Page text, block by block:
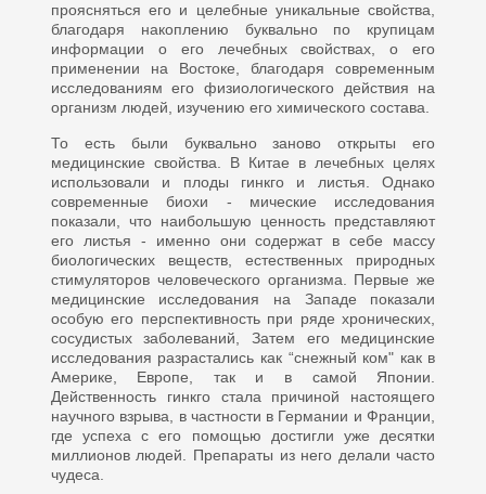
проясняться его и целеб­ные уникальные свойства,
благо­даря накоплению буквально по кру­пицам
информации о его лечебных свойствах, о его
применении на Востоке, благодаря современным
исследованиям его физиологичес­кого действия на
организм людей, изучению его химического состава.
То есть были буквально заново открыты его
медицинские свой­ства. В Китае в лечебных целях
использовали и плоды гинкго и ли­стья. Однако
современные биохи - мические исследования
показали, что наибольшую ценность пред­ставляют
его листья - именно они содержат в себе массу
биологичес­ких веществ, естественных природ­ных
стимуляторов человеческого организма. Первые же
медицинские исследования на Западе показали
особую его перспективность при ряде хронических,
cocyдистых заболеваний, Затем его ме­дицинские
исследования разраста­лись как “снежный ком" как в
Аме­рике, Европе, так и в самой Япо­нии.
Действенность гинкго стала причиной настоящего
научного взрыва, в частности в Германии и Франции,
где успеха с его помощью достигли уже десятки
миллионов людей. Препараты из него делали часто
чудеса.